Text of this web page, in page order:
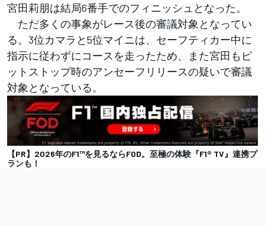
宮田莉朋は結局6番手でのフィニッシュとなった。
ただ多くの事象がレース後の審議対象となってい
る。3位カマラと5位マイニは、セーフティカー中に
指示に従わずにコースを走ったため、また宮田もピ
ットストップ時のアンセーフリリースの疑いで審議
対象となっている。
【PR】2026年のF1™︎を見るならFOD。至極の体験『F1® TV』連携プ
ランも！